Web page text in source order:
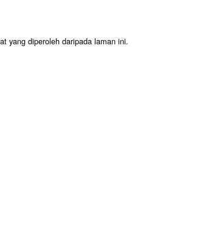
yang diperoleh daripada laman ini.